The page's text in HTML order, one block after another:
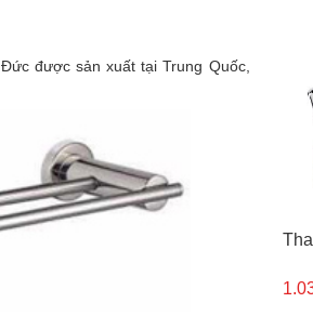
được sản xuất tại Trung Quốc,